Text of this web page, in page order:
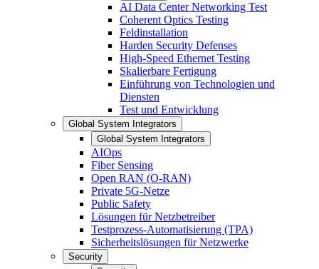
AI Data Center Networking Test
Coherent Optics Testing
Feldinstallation
Harden Security Defenses
High-Speed Ethernet Testing
Skalierbare Fertigung
Einführung von Technologien und
Diensten
Test und Entwicklung
Global System Integrators
Global System Integrators
AIOps
Fiber Sensing
Open RAN (O-RAN)
Private 5G-Netze
Public Safety
Lösungen für Netzbetreiber
Testprozess-Automatisierung (TPA)
Sicherheitslösungen für Netzwerke
Security